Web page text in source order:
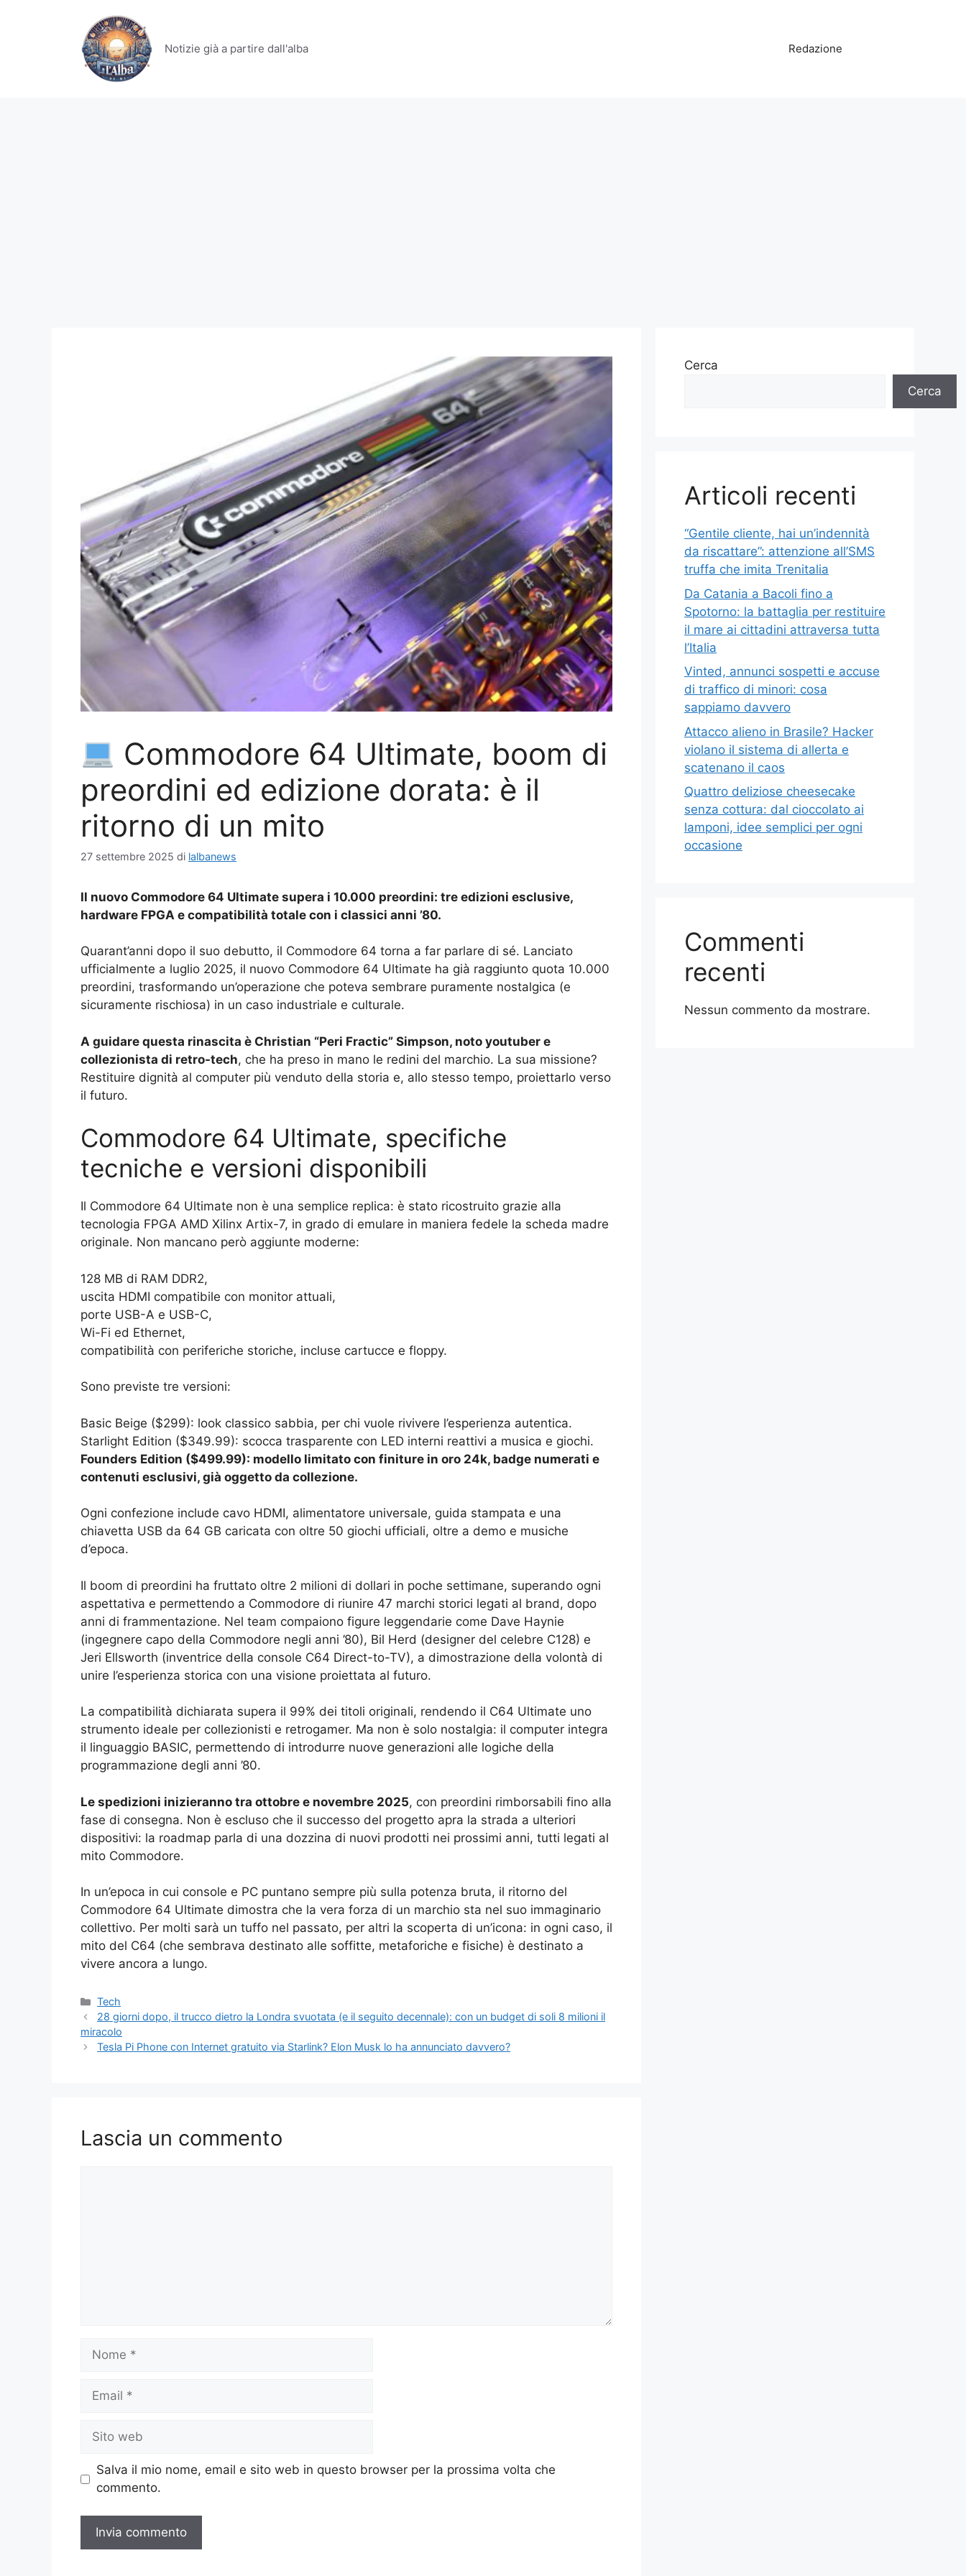
Notizie già a partire dall'alba Redazione
Commodore 64 Ultimate, boom di
preordini ed edizione dorata: è il
ritorno di un mito
27 settembre 2025 di lalbanews
Il nuovo Commodore 64 Ultimate supera i 10.000 preordini: tre edizioni esclusive,
hardware FPGA e compatibilità totale con i classici anni ’80.
Quarant’anni dopo il suo debutto, il Commodore 64 torna a far parlare di sé. Lanciato
ufficialmente a luglio 2025, il nuovo Commodore 64 Ultimate ha già raggiunto quota 10.000
preordini, trasformando un’operazione che poteva sembrare puramente nostalgica (e
sicuramente rischiosa) in un caso industriale e culturale.
A guidare questa rinascita è Christian “Peri Fractic” Simpson, noto youtuber e
collezionista di retro-tech, che ha preso in mano le redini del marchio. La sua missione?
Restituire dignità al computer più venduto della storia e, allo stesso tempo, proiettarlo verso
il futuro.
Commodore 64 Ultimate, specifiche
tecniche e versioni disponibili
Il Commodore 64 Ultimate non è una semplice replica: è stato ricostruito grazie alla
tecnologia FPGA AMD Xilinx Artix-7, in grado di emulare in maniera fedele la scheda madre
originale. Non mancano però aggiunte moderne:
128 MB di RAM DDR2,
uscita HDMI compatibile con monitor attuali,
porte USB-A e USB-C,
Wi-Fi ed Ethernet,
compatibilità con periferiche storiche, incluse cartucce e floppy.
Sono previste tre versioni:
Basic Beige ($299): look classico sabbia, per chi vuole rivivere l’esperienza autentica.
Starlight Edition ($349.99): scocca trasparente con LED interni reattivi a musica e giochi.
Founders Edition ($499.99): modello limitato con finiture in oro 24k, badge numerati e
contenuti esclusivi, già oggetto da collezione.
Ogni confezione include cavo HDMI, alimentatore universale, guida stampata e una
chiavetta USB da 64 GB caricata con oltre 50 giochi ufficiali, oltre a demo e musiche
d’epoca.
Il boom di preordini ha fruttato oltre 2 milioni di dollari in poche settimane, superando ogni
aspettativa e permettendo a Commodore di riunire 47 marchi storici legati al brand, dopo
anni di frammentazione. Nel team compaiono figure leggendarie come Dave Haynie
(ingegnere capo della Commodore negli anni ’80), Bil Herd (designer del celebre C128) e
Jeri Ellsworth (inventrice della console C64 Direct-to-TV), a dimostrazione della volontà di
unire l’esperienza storica con una visione proiettata al futuro.
La compatibilità dichiarata supera il 99% dei titoli originali, rendendo il C64 Ultimate uno
strumento ideale per collezionisti e retrogamer. Ma non è solo nostalgia: il computer integra
il linguaggio BASIC, permettendo di introdurre nuove generazioni alle logiche della
programmazione degli anni ’80.
Le spedizioni inizieranno tra ottobre e novembre 2025, con preordini rimborsabili fino alla
fase di consegna. Non è escluso che il successo del progetto apra la strada a ulteriori
dispositivi: la roadmap parla di una dozzina di nuovi prodotti nei prossimi anni, tutti legati al
mito Commodore.
In un’epoca in cui console e PC puntano sempre più sulla potenza bruta, il ritorno del
Commodore 64 Ultimate dimostra che la vera forza di un marchio sta nel suo immaginario
collettivo. Per molti sarà un tuffo nel passato, per altri la scoperta di un’icona: in ogni caso, il
mito del C64 (che sembrava destinato alle soffitte, metaforiche e fisiche) è destinato a
vivere ancora a lungo.
Categorie
Tech
28 giorni dopo, il trucco dietro la Londra svuotata (e il seguito decennale): con un budget di soli 8 milioni il
miracolo
Tesla Pi Phone con Internet gratuito via Starlink? Elon Musk lo ha annunciato davvero?
Lascia un commento
Nome
Email
Sito
web
Salva il mio nome, email e sito web in questo browser per la prossima volta che
commento.
Cerca
Cerca
Articoli recenti
“Gentile cliente, hai un’indennità
da riscattare”: attenzione all’SMS
truffa che imita Trenitalia
Da Catania a Bacoli fino a
Spotorno: la battaglia per restituire
il mare ai cittadini attraversa tutta
l’Italia
Vinted, annunci sospetti e accuse
di traffico di minori: cosa
sappiamo davvero
Attacco alieno in Brasile? Hacker
violano il sistema di allerta e
scatenano il caos
Quattro deliziose cheesecake
senza cottura: dal cioccolato ai
lamponi, idee semplici per ogni
occasione
Commenti
recenti
Nessun commento da mostrare.